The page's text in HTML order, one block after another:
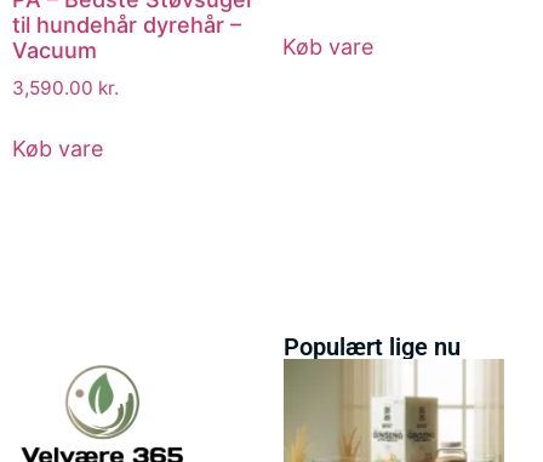
til hundehår dyrehår –
Vacuum
3,590.00 kr.
Køb vare
Køb vare
Populært lige nu